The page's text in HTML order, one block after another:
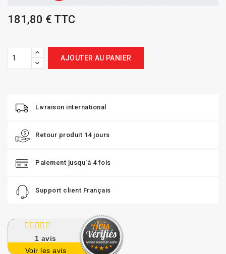
181,80 € TTC
AJOUTER AU PANIER
Livraison international
Retour produit 14 jours
Paiement jusqu'à 4 fois
Support client Français
1 avis
Voir les avis